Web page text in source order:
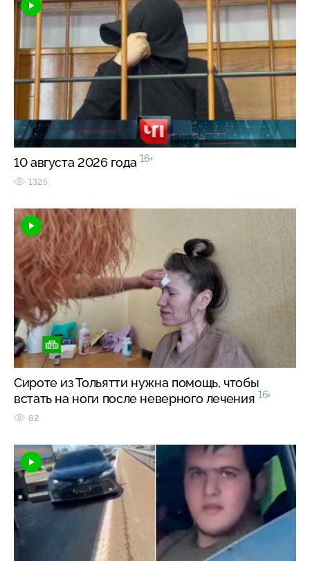
10 августа 2026 года 16+
1325
Сироте из Тольятти нужна помощь, чтобы
встать на ноги после неверного лечения 16+
82